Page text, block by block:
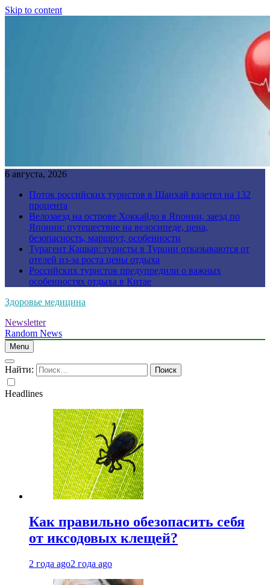
Skip to content
6 августа, 2026
Поток российских туристов в Шанхай взлетел на 132
процента
Велозаезд на острове Хоккайдо в Японии, заезд по
Японии: путешествие на велосипеде, цена,
безопасность, маршрут, особенности
Турагент Кашыр: туристы в Турции отказываются от
отелей из-за роста цены отдыха
Российских туристов предупредили о важных
особенностях отдыха в Китае
Здоровье медицина
Newsletter
Random News
Menu
Найти:
Headlines
Как правильно обезопасить себя
от иксодовых клещей?
2 года ago2 года ago